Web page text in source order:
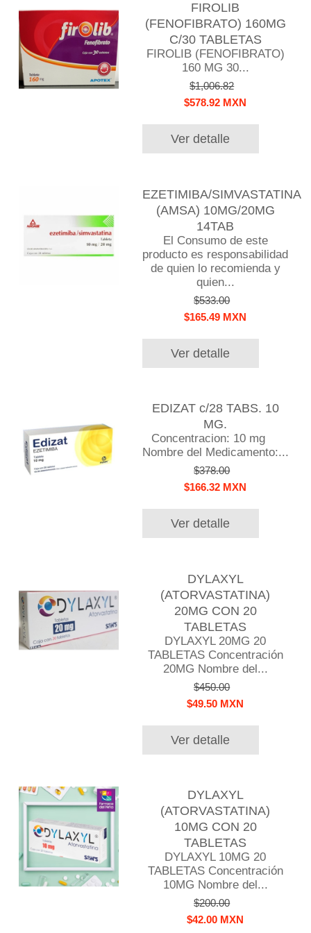
FIROLIB
(FENOFIBRATO) 160MG
C/30 TABLETAS
FIROLIB (FENOFIBRATO)
160 MG 30...
$1,006.82
$578.92 MXN
Ver detalle
EZETIMIBA/SIMVASTATINA
(AMSA) 10MG/20MG
14TAB
El Consumo de este
producto es responsabilidad
de quien lo recomienda y
quien...
$533.00
$165.49 MXN
Ver detalle
EDIZAT c/28 TABS. 10
MG.
Concentracion: 10 mg
Nombre del Medicamento:...
$378.00
$166.32 MXN
Ver detalle
DYLAXYL
(ATORVASTATINA)
20MG CON 20
TABLETAS
DYLAXYL 20MG 20
TABLETAS Concentración
20MG Nombre del...
$450.00
$49.50 MXN
Ver detalle
DYLAXYL
(ATORVASTATINA)
10MG CON 20
TABLETAS
DYLAXYL 10MG 20
TABLETAS Concentración
10MG Nombre del...
$200.00
$42.00 MXN